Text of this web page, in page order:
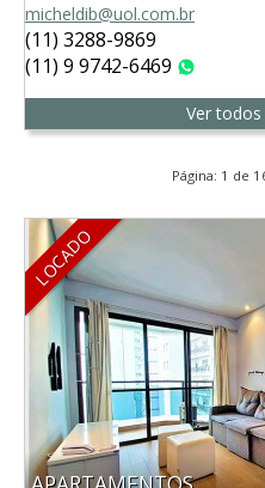
micheldib@uol.com.br
(11) 3288-9869
(11) 9 9742-6469
Ver
Página: 1 de
LOCADO